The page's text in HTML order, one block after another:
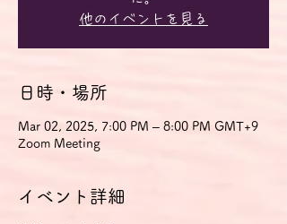
他のイベントを見る
日時・場所
Mar 02, 2025, 7:00 PM – 8:00 PM GMT+9
Zoom Meeting
イベント詳細